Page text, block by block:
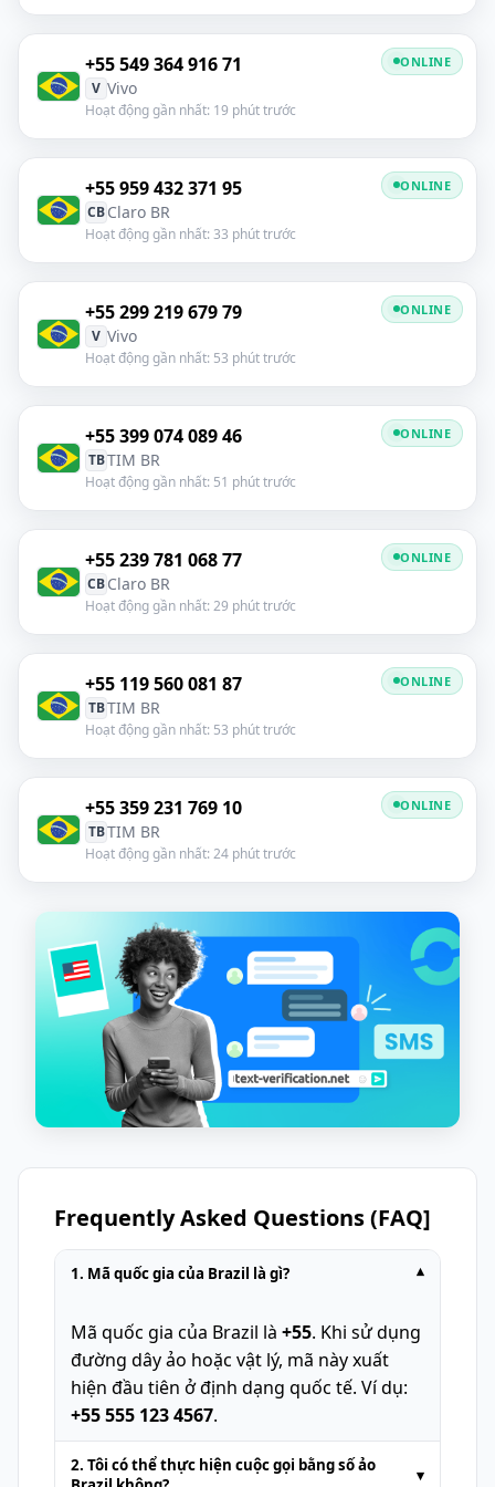
+55 549 364 916 71
V Vivo
Hoạt động gần nhất: 19 phút trước
ONLINE
+55 959 432 371 95
CBClaro BR
Hoạt động gần nhất: 33 phút trước
ONLINE
+55 299 219 679 79
V Vivo
Hoạt động gần nhất: 53 phút trước
ONLINE
+55 399 074 089 46
TBTIM BR
Hoạt động gần nhất: 51 phút trước
ONLINE
+55 239 781 068 77
CBClaro BR
Hoạt động gần nhất: 29 phút trước
ONLINE
+55 119 560 081 87
TBTIM BR
Hoạt động gần nhất: 53 phút trước
ONLINE
+55 359 231 769 10
TBTIM BR
Hoạt động gần nhất: 24 phút trước
ONLINE
Frequently Asked Questions (FAQ]
1. Mã quốc gia của Brazil là gì? ▾
Mã quốc gia của Brazil là +55. Khi sử dụng
đường dây ảo hoặc vật lý, mã này xuất
hiện đầu tiên ở định dạng quốc tế. Ví dụ:
+55 555 123 4567.
2. Tôi có thể thực hiện cuộc gọi bằng số ảo
▾